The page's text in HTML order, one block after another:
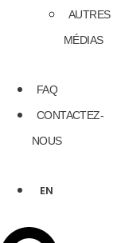
AUTRES
MÉDIAS
FAQ
CONTACTEZ-
NOUS
EN